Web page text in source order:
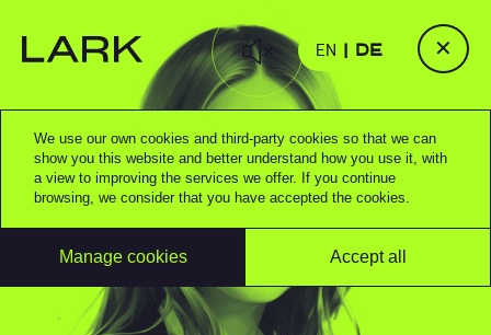
✕
EN DE
We use our own cookies and third-party cookies so that we can
show you this website and better understand how you use it, with
a view to improving the services we offer. If you continue
browsing, we consider that you have accepted the cookies.
Manage cookies Accept all